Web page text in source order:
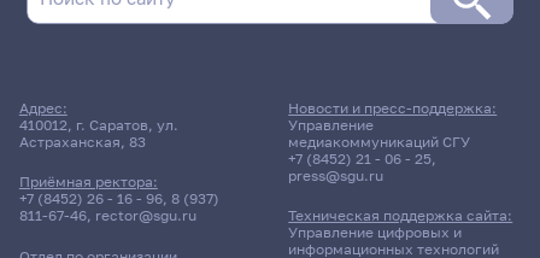
Адрес:
410012, г. Саратов, ул.
Астраханская, 83
Приёмная ректора:
+7 (8452) 26 - 16 - 96, 8 (937)
811-67-46, rector@sgu.ru
Новости и пресс-поддержка:
Управление
медиакоммуникаций СГУ
+7 (8452) 21 - 06 - 25,
press@sgu.ru
Техническая поддержка сайта:
Управление цифровых и
информационных технологий